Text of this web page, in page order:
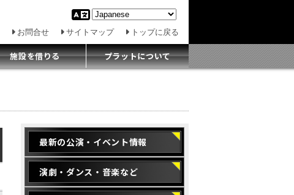
お問合せ サイトマップ トップに戻る
施設を借りる プラットについて
最新の公演・イベント情報
演劇・ダンス・音楽など